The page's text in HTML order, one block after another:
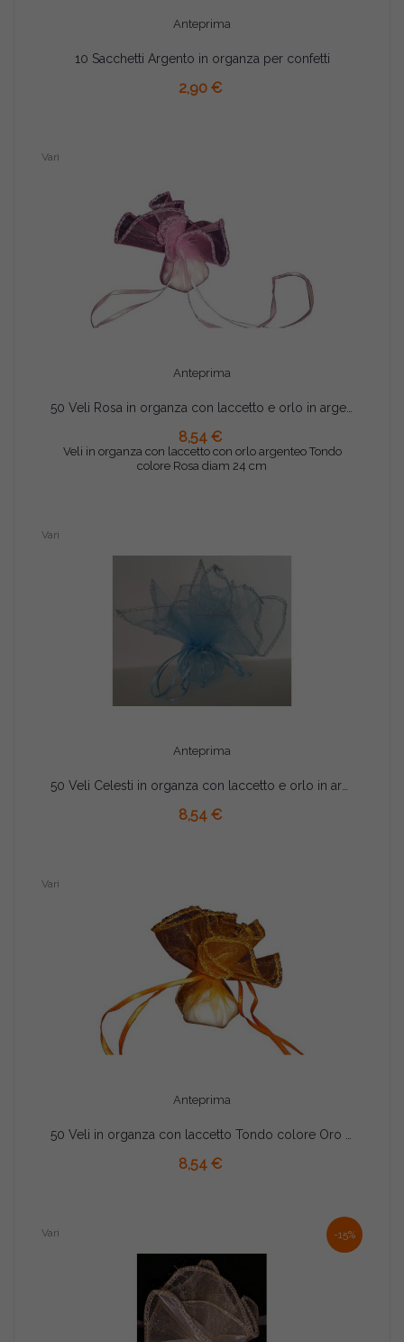
Anteprima
10 Sacchetti Argento in organza per confetti
2,90 €
Anteprima
Vari
8,54 €
Veli in organza con laccetto con orlo argenteo Tondo
colore Rosa diam 24 cm
AGGIUNGI AL CARRELLO
Anteprima
Vari
8,54 €
Anteprima
Vari
8,54 €
-15%
Vari